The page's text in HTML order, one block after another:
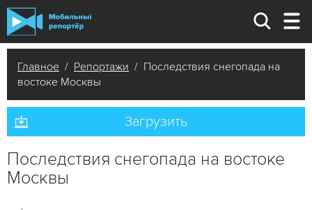
Главное / Репортажи / Последствия снегопада на
востоке Москвы
Загрузить
Последствия снегопада на востоке
Москвы